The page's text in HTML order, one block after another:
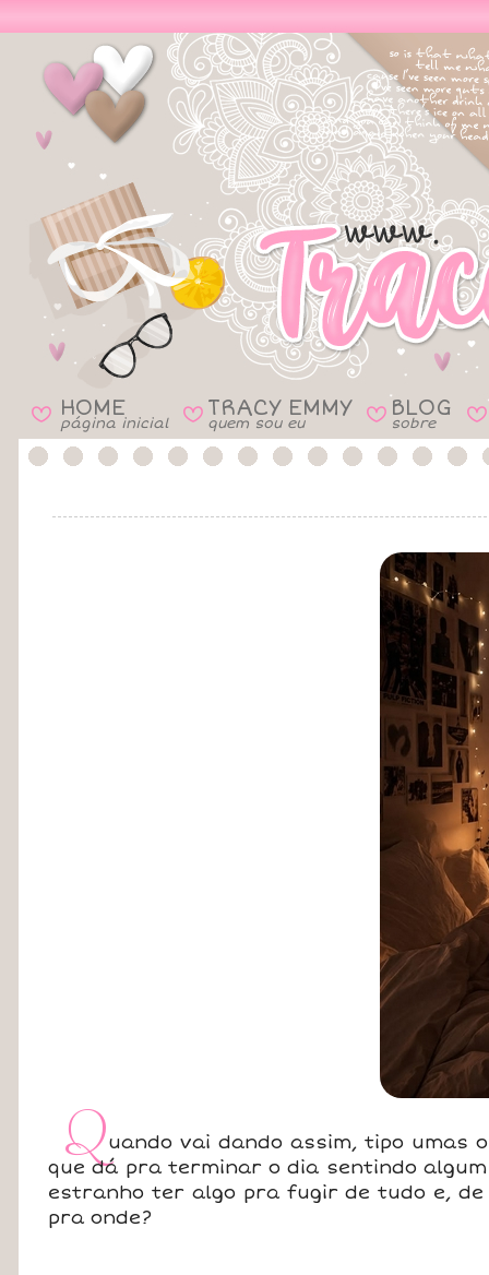
B HOME
página inicial B TRACY EMMY
quem sou eu B BLOG
sobre B
Quando vai dando assim, tipo umas
que dá pra terminar o dia sentindo
estranho ter algo pra fugir de tudo e,
pra onde?